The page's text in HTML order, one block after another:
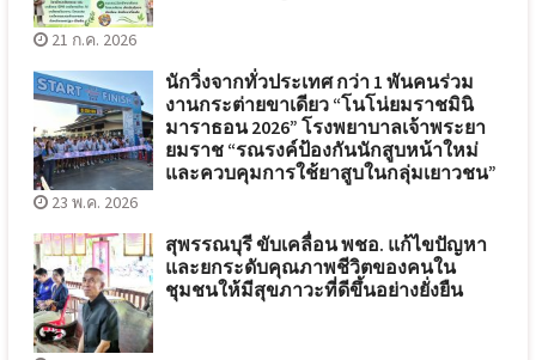
21 ก.ค. 2026
นักวิ่งจากทั่วประเทศ กว่า 1 พันคนร่วม
งานกระต่ายขาเดียว “โนโน่ยมราชมินิ
มาราธอน 2026” โรงพยาบาลเจ้าพระยา
ยมราช “รณรงค์ป้องกันนักสูบหน้าใหม่
และควบคุมการใช้ยาสูบในกลุ่มเยาวชน”
23 พ.ค. 2026
สุพรรณบุรี ขับเคลื่อน พชอ. แก้ไขปัญหา
และยกระดับคุณภาพชีวิตของคนใน
ชุมชนให้มีสุขภาวะที่ดีขึ้นอย่างยั่งยืน